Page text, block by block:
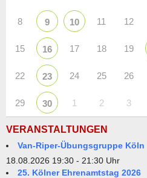
8 9 10 11 12
15 16 17 18 19
22 23 24 25 26
29 30 1 2 3
VERANSTALTUNGEN
Van-Riper-Übungsgruppe Köln
18.08.2026 19:30 - 21:30 Uhr
25. Kölner Ehrenamtstag 2026